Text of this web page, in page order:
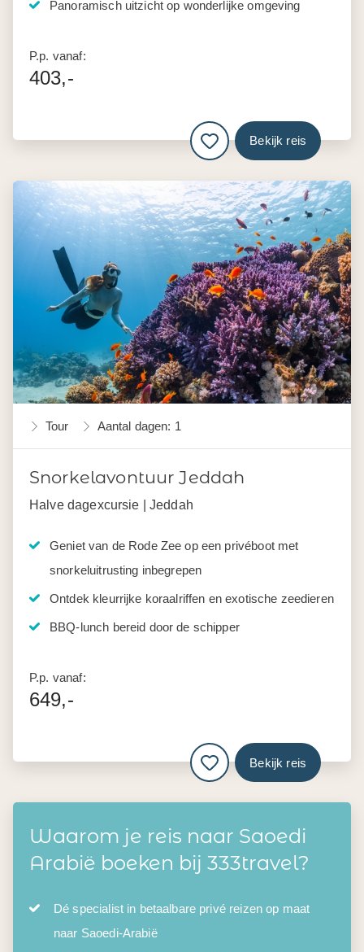
Panoramisch uitzicht op wonderlijke omgeving
P.p. vanaf:
403,-
Bekijk reis
Tour Aantal dagen: 1
Snorkelavontuur Jeddah
Halve dagexcursie | Jeddah
Geniet van de Rode Zee op een privéboot met
snorkeluitrusting inbegrepen
Ontdek kleurrijke koraalriffen en exotische zeedieren
BBQ-lunch bereid door de schipper
P.p. vanaf:
649,-
Bekijk reis
Waarom je reis naar Saoedi
Arabië boeken bij 333travel?
Dé specialist in betaalbare privé reizen op maat
naar Saoedi-Arabië